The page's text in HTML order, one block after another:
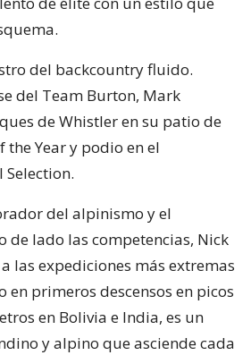
del backcountry fluido.
del Team Burton, Mark
de Whistler en su patio de
the Year y podio en el
del alpinismo y el
de lado las competencias, Nick
las expediciones más extremas
en primeros descensos en picos
en Bolivia e India, es un
y alpino que asciende cada